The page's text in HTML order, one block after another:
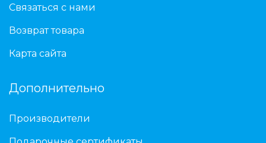
Связаться с нами
Возврат товара
Карта сайта
Дополнительно
Производители